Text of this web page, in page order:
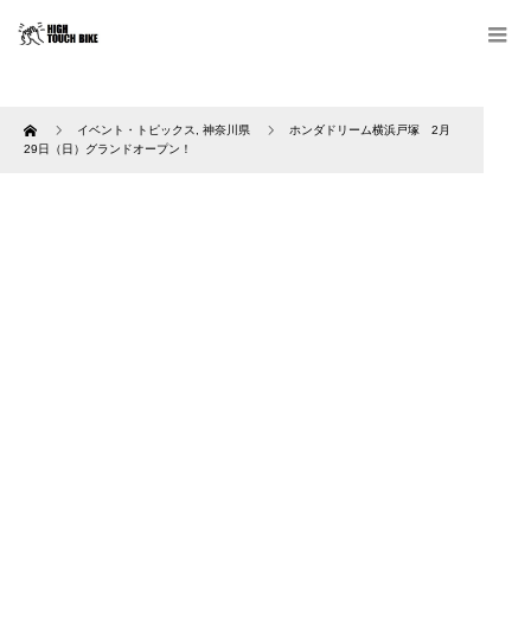
Home イベント・トピックス 神奈川県
ホンダドリーム横浜戸塚 2月
29日（日）グランドオープン！